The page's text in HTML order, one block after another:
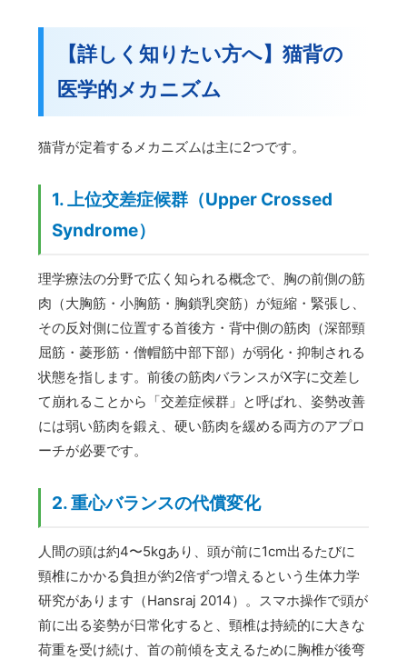
【詳しく知りたい方へ】猫背の
医学的メカニズム
猫背が定着するメカニズムは主に2つです。
1. 上位交差症候群（Upper Crossed
Syndrome）
理学療法の分野で広く知られる概念で、胸の前側の筋
肉（大胸筋・小胸筋・胸鎖乳突筋）が短縮・緊張し、
その反対側に位置する首後方・背中側の筋肉（深部頸
屈筋・菱形筋・僧帽筋中部下部）が弱化・抑制される
状態を指します。前後の筋肉バランスがX字に交差し
て崩れることから「交差症候群」と呼ばれ、姿勢改善
には弱い筋肉を鍛え、硬い筋肉を緩める両方のアプロ
ーチが必要です。
2. 重心バランスの代償変化
人間の頭は約4〜5kgあり、頭が前に1cm出るたびに
頸椎にかかる負担が約2倍ずつ増えるという生体力学
研究があります（Hansraj 2014）。スマホ操作で頭が
前に出る姿勢が日常化すると、頸椎は持続的に大きな
荷重を受け続け、首の前傾を支えるために胸椎が後弯